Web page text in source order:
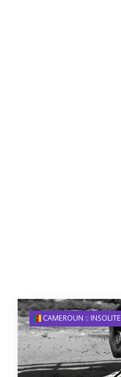
CAMEROUN :: INSOLITE